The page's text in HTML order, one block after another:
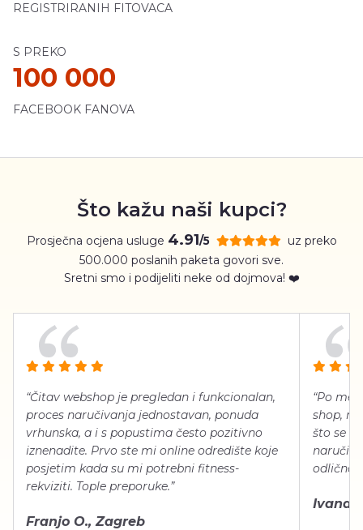
REGISTRIRANIH FITOVACA
S PREKO
100 000
FACEBOOK FANOVA
Što kažu naši kupci?
Prosječna ocjena usluge 4.91/5
uz preko
500.000 poslanih paketa govori sve.
Sretni smo i podijeliti neke od dojmova! ❤️
“Čitav webshop je pregledan i funkcionalan,
proces naručivanja jednostavan, ponuda
vrhunska, a i s popustima često pozitivno
iznenadite. Prvo ste mi online odredište koje
posjetim kada su mi potrebni fitness-
rekviziti. Tople preporuke.”
Franjo O., Zagreb
“Po
shop,
što se
naručiti,
odlično
Ivana